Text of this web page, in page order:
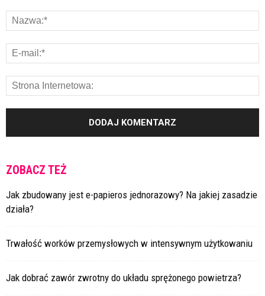
ZOBACZ TEŻ
Jak zbudowany jest e-papieros jednorazowy? Na jakiej zasadzie
działa?
Trwałość worków przemysłowych w intensywnym użytkowaniu
Jak dobrać zawór zwrotny do układu sprężonego powietrza?